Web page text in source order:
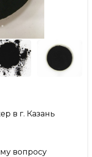
в г. Казань
вопросу